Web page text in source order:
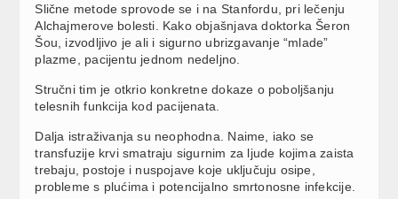
Slične metode sprovode se i na Stanfordu, pri lečenju
Alchajmerove bolesti. Kako objašnjava doktorka Šeron
Šou, izvodljivo je ali i sigurno ubrizgavanje “mlade”
plazme, pacijentu jednom nedeljno.
Stručni tim je otkrio konkretne dokaze o poboljšanju
telesnih funkcija kod pacijenata.
Dalja istraživanja su neophodna. Naime, iako se
transfuzije krvi smatraju sigurnim za ljude kojima zaista
trebaju, postoje i nuspojave koje uključuju osipe,
probleme s plućima i potencijalno smrtonosne infekcije.